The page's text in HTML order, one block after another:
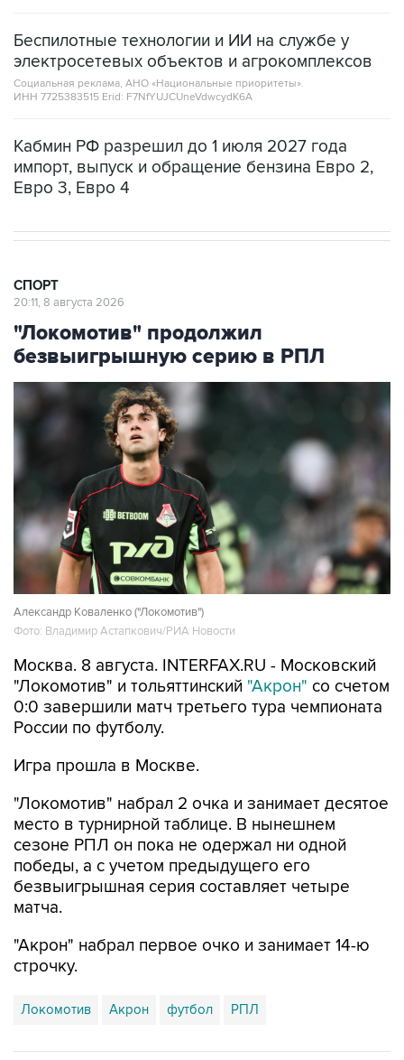
Беспилотные технологии и ИИ на службе у
электросетевых объектов и агрокомплексов
Социальная реклама, АНО «Национальные приоритеты».
ИНН 7725383515 Erid: F7NfYUJCUneVdwcydK6A
Кабмин РФ разрешил до 1 июля 2027 года
импорт, выпуск и обращение бензина Евро 2,
Евро 3, Евро 4
СПОРТ
20:11, 8 августа 2026
"Локомотив" продолжил
безвыигрышную серию в РПЛ
Александр Коваленко ("Локомотив")
Фото: Владимир Астапкович/РИА Новости
Москва. 8 августа. INTERFAX.RU - Московский
"Локомотив" и тольяттинский "Акрон" со счетом
0:0 завершили матч третьего тура чемпионата
России по футболу.
Игра прошла в Москве.
"Локомотив" набрал 2 очка и занимает десятое
место в турнирной таблице. В нынешнем
сезоне РПЛ он пока не одержал ни одной
победы, а с учетом предыдущего его
безвыигрышная серия составляет четыре
матча.
"Акрон" набрал первое очко и занимает 14-ю
строчку.
Локомотив Акрон футбол РПЛ